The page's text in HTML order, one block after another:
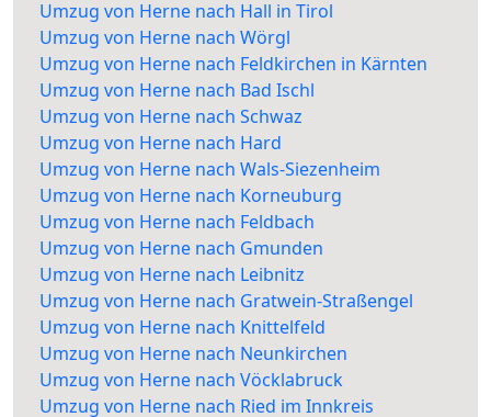
Umzug von Herne nach Hall in Tirol
Umzug von Herne nach Wörgl
Umzug von Herne nach Feldkirchen in Kärnten
Umzug von Herne nach Bad Ischl
Umzug von Herne nach Schwaz
Umzug von Herne nach Hard
Umzug von Herne nach Wals-Siezenheim
Umzug von Herne nach Korneuburg
Umzug von Herne nach Feldbach
Umzug von Herne nach Gmunden
Umzug von Herne nach Leibnitz
Umzug von Herne nach Gratwein-Straßengel
Umzug von Herne nach Knittelfeld
Umzug von Herne nach Neunkirchen
Umzug von Herne nach Vöcklabruck
Umzug von Herne nach Ried im Innkreis